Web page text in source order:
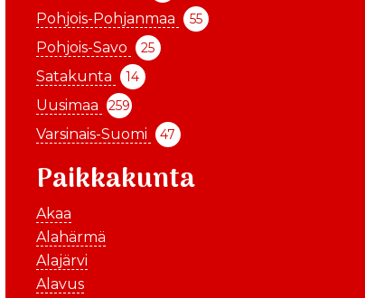
Pohjois-Pohjanmaa 55
Pohjois-Savo 25
Satakunta 14
Uusimaa 259
Varsinais-Suomi 47
Paikkakunta
Akaa
Alahärmä
Alajärvi
Alavus